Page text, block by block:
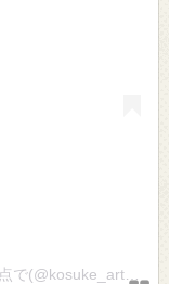
ホラノコウスケ / 全国のアートを独自の視点で(@kosuke_art)がシェアした投稿